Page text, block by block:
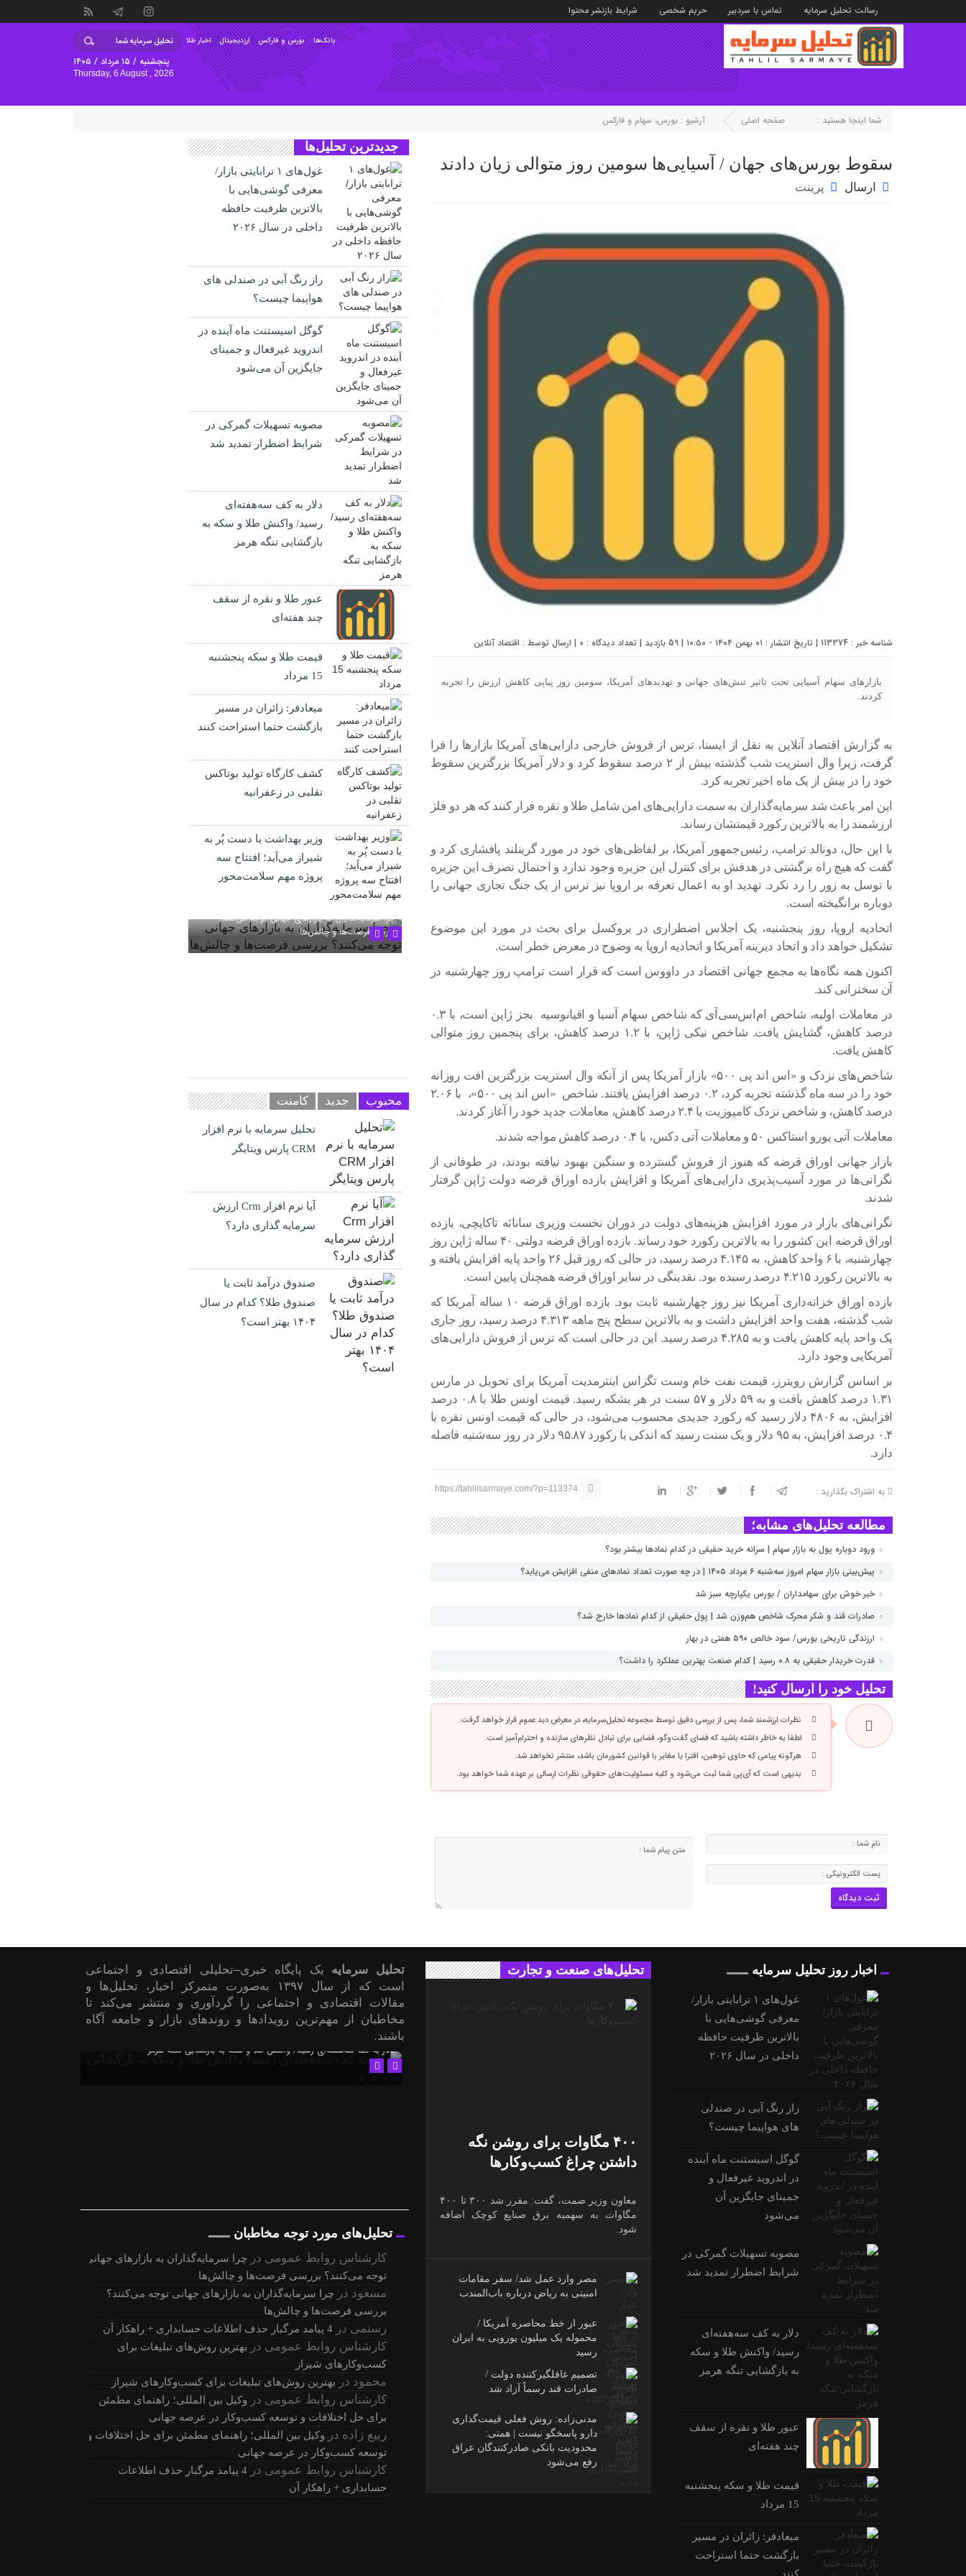
رسالت تحلیل سرمایه تماس با سردبیر حریم شخصی شرایط بازنشر محتوا
اخبار طلا ارزدیجیتال بورس و فارکس بانک‌ها
پنجشنبه / ۱۵ مرداد / ۱۴۰۵
Thursday, 6 August , 2026
شما اینجا هستید : صفحه اصلی آرشیو : بورس، سهام و فارکس
سقوط بورس‌های جهان / آسیایی‌ها سومین روز متوالی زیان دادند
ارسال پرینت
شناسه خبر : 113374 | تاریخ انتشار : ۰۱ بهمن ۱۴۰۴ - ۱۰:۵۰ | 59 بازدید | تعداد دیدگاه : 0 | ارسال توسط : اقتصاد آنلاین
بازارهای سهام آسیایی تحت تاثیر تنش‌های جهانی و تهدیدهای آمریکا، سومین روز پیاپی کاهش ارزش را تجربه
کردند.
به گزارش اقتصاد آنلاین به نقل از ایسنا، ترس از فروش خارجی دارایی‌های آمریکا بازارها را فرا
گرفت، زیرا وال استریت شب گذشته بیش از ۲ درصد سقوط کرد و دلار آمریکا بزرگترین سقوط
خود را در بیش از یک ماه اخیر تجربه کرد.
این امر باعث شد سرمایه‌گذاران به سمت دارایی‌های امن شامل طلا و نقره فرار کنند که هر دو فلز
ارزشمند را به بالاترین رکورد قیمتشان رساند.
با این حال، دونالد ترامپ، رئیس‌جمهور آمریکا، بر لفاظی‌های خود در مورد گرینلند پافشاری کرد و
گفت که هیچ راه برگشتی در هدفش برای کنترل این جزیره وجود ندارد و احتمال تصرف این جزیره
با توسل به زور را رد نکرد. تهدید او به اعمال تعرفه بر اروپا نیز ترس از یک جنگ تجاری جهانی را
دوباره برانگیخته است.
اتحادیه اروپا، روز پنجشنبه، یک اجلاس اضطراری در بروکسل برای بحث در مورد این موضوع
تشکیل خواهد داد و اتحاد دیرینه آمریکا و اتحادیه اروپا به وضوح در معرض خطر است.
اکنون همه نگاه‌ها به مجمع جهانی اقتصاد در داووس است که قرار است ترامپ روز چهارشنبه در
آن سخنرانی کند.
در معاملات اولیه، شاخص ام‌اس‌سی‌آی که شاخص سهام آسیا و اقیانوسیه بجز ژاپن است، با ۰.۳
درصد کاهش، گشایش یافت. شاخص نیکی ژاپن، با ۱.۲ درصد کاهش، برای پنجمین روز متوالی
کاهش یافت.
شاخص‌های نزدک و «اس اند پی ۵۰۰» بازار آمریکا پس از آنکه وال استریت بزرگترین افت روزانه
خود را در سه ماه گذشته تجربه کرد، ۰.۲ درصد افزایش یافتند. شاخص «اس اند پی ۵۰۰»، با ۲.۰۶
درصد کاهش، و شاخص نزدک کامپوزیت با ۲.۴ درصد کاهش، معاملات جدید خود را آغاز کردند.
معاملات آتی یورو استاکس ۵۰ و معاملات آتی دکس، با ۰.۴ درصد کاهش مواجه شدند.
بازار جهانی اوراق قرضه که هنوز از فروش گسترده و سنگین بهبود نیافته بودند، در طوفانی از
نگرانی‌ها در مورد آسیب‌پذیری دارایی‌های آمریکا و افزایش بازده اوراق قرضه دولت ژاپن گرفتار
شدند.
نگرانی‌های بازار در مورد افزایش هزینه‌های دولت در دوران نخست وزیری سانائه تاکایچی، بازده
اوراق قرضه این کشور را به بالاترین رکورد خود رساند. بازده اوراق قرضه دولتی ۴۰ ساله ژاپن روز
چهارشنبه، با ۶ واحد کاهش، به ۴.۱۴۵ درصد رسید، در حالی که روز قبل ۲۶ واحد پایه افزایش یافته و
به بالاترین رکورد ۴.۲۱۵ درصد رسیده بود. نقدینگی در سایر اوراق قرضه همچنان پایین است.
بازده اوراق خزانه‌داری آمریکا نیز روز چهارشنبه ثابت بود. بازده اوراق قرضه ۱۰ ساله آمریکا که
شب گذشته، هفت واحد افزایش داشت و به بالاترین سطح پنج ماهه ۴.۳۱۳ درصد رسید، روز جاری
یک واحد پایه کاهش یافت و به ۴.۲۸۵ درصد رسید. این در حالی است که ترس از فروش دارایی‌های
آمریکایی وجود دارد.
بر اساس گزارش رویترز، قیمت نفت خام وست تگزاس اینترمدیت آمریکا برای تحویل در مارس
۱.۳۱ درصد کاهش یافت و به ۵۹ دلار و ۵۷ سنت در هر بشکه رسید. قیمت اونس طلا با ۰.۸ درصد
افزایش، به ۴۸۰۶ دلار رسید که رکورد جدیدی محسوب می‌شود، در حالی که قیمت اونس نقره با
۰.۴ درصد افزایش، به ۹۵ دلار و یک سنت رسید که اندکی با رکورد ۹۵.۸۷ دلار در روز سه‌شنبه فاصله
دارد.
به اشتراک بگذارید : https://tahlilsarmaye.com/?p=113374
مطالعه تحلیل‌های مشابه؛
ورود دوباره پول به بازار سهام | سرانه خرید حقیقی در کدام نماد‌ها بیشتر بود؟
پیش‌بینی بازار سهام امروز سه‌شنبه ۶ مرداد ۱۴۰۵ | در چه صورت تعداد نماد‌های منفی افزایش می‌یابد؟
خبر خوش برای سهامداران / بورس یکپارچه سبز شد
صادرات قند و شکر محرک شاخص هم‌وزن شد | پول حقیقی از کدام نماد‌ها خارج شد؟
ارزندگی تاریخی بورس/ سود خالص ۵۹۰ همتی در بهار
قدرت خریدار حقیقی به ۰.۸ رسید | کدام صنعت بهترین عملکرد را داشت؟
تحلیل خود را ارسال کنید!
نظرات ارزشمند شما، پس از بررسی دقیق توسط مجموعه تحلیل‌سرمایه، در معرض دید عموم قرار خواهد گرفت.
لطفا به خاطر داشته باشید که فضای گفت‌وگو، فضایی برای تبادل نظرهای سازنده و احترام‌آمیز است.
هرگونه پیامی که حاوی توهین، افترا یا مغایر با قوانین کشورمان باشد، منتشر نخواهد شد.
بدیهی است که آی‌پی شما ثبت می‌شود و کلیه مسئولیت‌های حقوقی نظرات ارسالی بر عهده شما خواهد بود.
جدیدترین تحلیل‌ها
غول‌های ۱ ترابایتی بازار/
معرفی گوشی‌هایی با
بالاترین ظرفیت حافظه
داخلی در سال ۲۰۲۶
راز رنگ آبی در صندلی های
هواپیما چیست؟
گوگل اسیستنت ماه آینده در
اندروید غیرفعال و جمینای
جایگزین آن می‌شود
مصوبه تسهیلات گمرکی در
شرایط اضطرار تمدید شد
دلار به کف سه‌هفته‌ای
رسید/ واکنش طلا و سکه به
بازگشایی تنگه هرمز
عبور طلا و نقره از سقف
چند هفته‌ای
قیمت طلا و سکه پنجشنبه
15 مرداد
میعادفر: زائران در مسیر
بازگشت حتما استراحت کنند
کشف کارگاه تولید بوتاکس
تقلبی در زعفرانیه
وزیر بهداشت با دست پُر به
شیراز می‌آید؛ افتتاح سه
پروژه مهم سلامت‌محور
چرا سرمایه‌گذاران به بازارهای جهانی توجه می‌کنند؟
بررسی فرصت‌ها و چالش‌ها
محبوب جدید کامنت
تحلیل سرمایه با نرم افزار
CRM پارس ویتایگر
آیا نرم افزار Crm ارزش
سرمایه گذاری دارد؟
صندوق درآمد ثابت یا
صندوق طلا؟ کدام در سال
۱۴۰۴ بهتر است؟
اخبار روز تحلیل سرمایه
غول‌های ۱ ترابایتی بازار/
معرفی گوشی‌هایی با
بالاترین ظرفیت حافظه
داخلی در سال ۲۰۲۶
راز رنگ آبی در صندلی
های هواپیما چیست؟
گوگل اسیستنت ماه آینده
در اندروید غیرفعال و
جمینای جایگزین آن
می‌شود
مصوبه تسهیلات گمرکی در
شرایط اضطرار تمدید شد
دلار به کف سه‌هفته‌ای
رسید/ واکنش طلا و سکه
به بازگشایی تنگه هرمز
عبور طلا و نقره از سقف
چند هفته‌ای
قیمت طلا و سکه پنجشنبه
15 مرداد
میعادفر: زائران در مسیر
بازگشت حتما استراحت
کنند
تحلیل‌های صنعت و تجارت
۴۰۰ مگاوات برای روشن نگه
داشتن چراغ کسب‌وکار‌ها
معاون وزیر صمت، گفت: مقرر شد ۳۰۰ تا ۴۰۰
مگاوات به سهمیه برق صنایع کوچک اضافه
شود.
مصر وارد عمل شد/ سفر مقامات
امنیتی به ریاض درباره باب‌المندب
عبور از خط محاصره آمریکا /
محموله یک میلیون یورویی به ایران
رسید
تصمیم غافلگیرکننده دولت /
صادرات قند رسماً آزاد شد
مدنی‌زاده: روش فعلی قیمت‌گذاری
دارو پاسخگو نیست | همتی:
محدودیت بانکی صادرکنندگان عراق
رفع می‌شود
تحلیل سرمایه یک پایگاه خبری–تحلیلی اقتصادی و اجتماعی
است که از سال ۱۳۹۷ به‌صورت متمرکز اخبار، تحلیل‌ها و
مقالات اقتصادی و اجتماعی را گردآوری و منتشر می‌کند تا
مخاطبان از مهم‌ترین رویدادها و روندهای بازار و جامعه آگاه
باشند.
دلار به کف سه‌هفته‌ای رسید/ واکنش طلا و سکه به بازگشایی تنگه هرمز
تحلیل‌های مورد توجه مخاطبان
کارشناس روابط عمومی در
چرا سرمایه‌گذاران به بازارهای جهانی
توجه می‌کنند؟ بررسی فرصت‌ها و چالش‌ها
مسعود در
چرا سرمایه‌گذاران به بازارهای جهانی توجه می‌کنند؟
بررسی فرصت‌ها و چالش‌ها
رستمی در4 پیامد مرگبار حذف اطلاعات حسابداری + راهکار آن
کارشناس روابط عمومی در
بهترین روش‌های تبلیغات برای
کسب‌وکارهای شیراز
محمود در بهترین روش‌های تبلیغات برای کسب‌وکارهای شیراز
کارشناس روابط عمومی در
وکیل بین المللی؛ راهنمای مطمئن
برای حل اختلافات و توسعه کسب‌وکار در عرصه جهانی
ربیع زاده در
وکیل بین المللی؛ راهنمای مطمئن برای حل اختلافات و
توسعه کسب‌وکار در عرصه جهانی
کارشناس روابط عمومی در
4 پیامد مرگبار حذف اطلاعات
حسابداری + راهکار آن